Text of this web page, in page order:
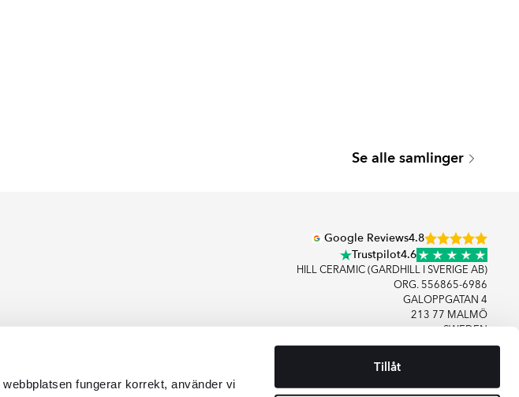
fungerar korrekt, använder vi
Tillåt
Se alle samlinger
Google Reviews4.8
Trustpilot4.6
HILL CERAMIC (GARDHILL I SVERIGE AB)
ORG. 556865-6986
GALOPPGATAN 4
213 77 MALMÖ
SWEDEN
KONTAKT OS